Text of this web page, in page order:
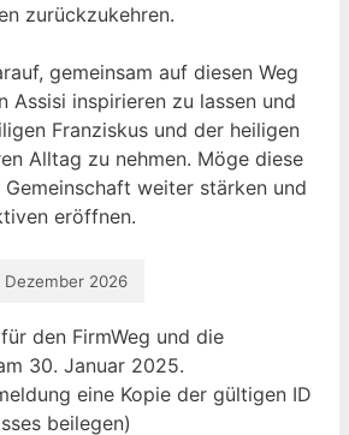
zurückzukehren.
gemeinsam auf diesen Weg
Assisi inspirieren zu lassen und
Franziskus und der heiligen
Alltag zu nehmen. Möge diese
Gemeinschaft weiter stärken und
eröffnen.
Dezember 2026
den FirmWeg und die
30. Januar 2025.
eine Kopie der gültigen ID
beilegen)